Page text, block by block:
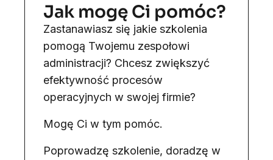
Jak mogę Ci pomóc?
Zastanawiasz się jakie szkolenia
pomogą Twojemu zespołowi
administracji? Chcesz zwiększyć
efektywność procesów
operacyjnych w swojej firmie?
Mogę Ci w tym pomóc.
Poprowadzę szkolenie, doradzę w